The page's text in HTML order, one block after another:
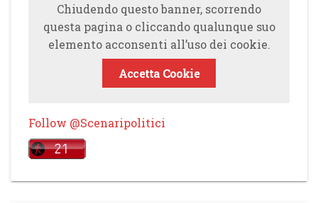
Chiudendo questo banner, scorrendo
questa pagina o cliccando qualunque suo
elemento acconsenti all’uso dei cookie.
Accetta Cookie
Follow @Scenaripolitici